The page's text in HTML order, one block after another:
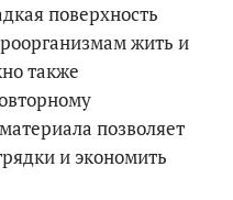
поверхность
жить и
также
позволяет
и экономить